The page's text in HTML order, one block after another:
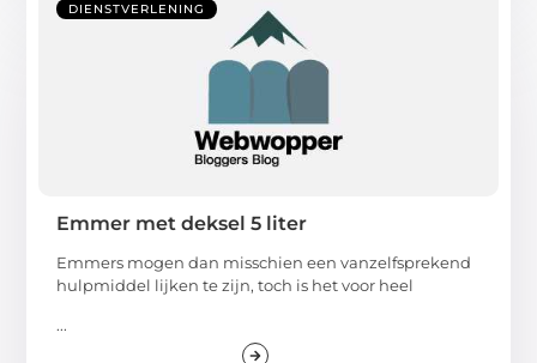
DIENSTVERLENING
Emmer met deksel 5 liter
Emmers mogen dan misschien een vanzelfsprekend
hulpmiddel lijken te zijn, toch is het voor heel
...